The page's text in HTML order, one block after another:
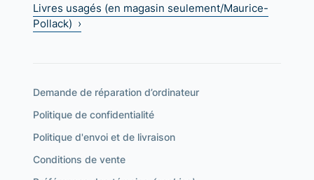
Livres usagés (en magasin seulement/Maurice-
Pollack) ›
Demande de réparation d’ordinateur
Politique de confidentialité
Politique d'envoi et de livraison
Conditions de vente